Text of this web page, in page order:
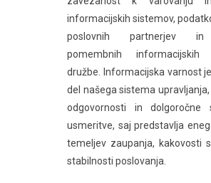
informacijskih sistemov,
poslovnih partnerjev
pomembnih informacijskih
družbe. Informacijska varnost
del našega sistema
odgovornosti in dolgoročne
usmeritve, saj predstavlja
temeljev zaupanja, kakovosti
stabilnosti poslovanja.